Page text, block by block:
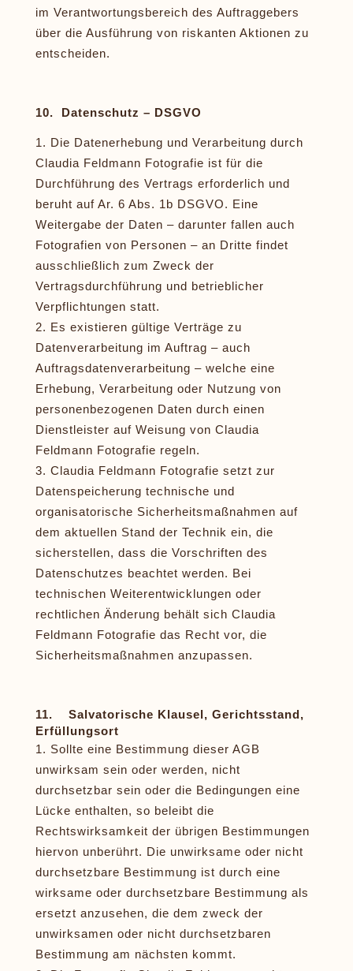
im Verantwortungsbereich des Auftraggebers
über die Ausführung von riskanten Aktionen zu
entscheiden.
10. Datenschutz – DSGVO
Die Datenerhebung und Verarbeitung durch
Claudia Feldmann Fotografie ist für die
Durchführung des Vertrags erforderlich und
beruht auf Ar. 6 Abs. 1b DSGVO. Eine
Weitergabe der Daten – darunter fallen auch
Fotografien von Personen – an Dritte findet
ausschließlich zum Zweck der
Vertragsdurchführung und betrieblicher
Verpflichtungen statt.
Es existieren gültige Verträge zu
Datenverarbeitung im Auftrag – auch
Auftragsdatenverarbeitung – welche eine
Erhebung, Verarbeitung oder Nutzung von
personenbezogenen Daten durch einen
Dienstleister auf Weisung von Claudia
Feldmann Fotografie regeln.
Claudia Feldmann Fotografie setzt zur
Datenspeicherung technische und
organisatorische Sicherheitsmaßnahmen auf
dem aktuellen Stand der Technik ein, die
sicherstellen, dass die Vorschriften des
Datenschutzes beachtet werden. Bei
technischen Weiterentwicklungen oder
rechtlichen Änderung behält sich Claudia
Feldmann Fotografie das Recht vor, die
Sicherheitsmaßnahmen anzupassen.
11. Salvatorische Klausel, Gerichtsstand,
Erfüllungsort
Sollte eine Bestimmung dieser AGB
unwirksam sein oder werden, nicht
durchsetzbar sein oder die Bedingungen eine
Lücke enthalten, so beleibt die
Rechtswirksamkeit der übrigen Bestimmungen
hiervon unberührt. Die unwirksame oder nicht
durchsetzbare Bestimmung ist durch eine
wirksame oder durchsetzbare Bestimmung als
ersetzt anzusehen, die dem zweck der
unwirksamen oder nicht durchsetzbaren
Bestimmung am nächsten kommt.